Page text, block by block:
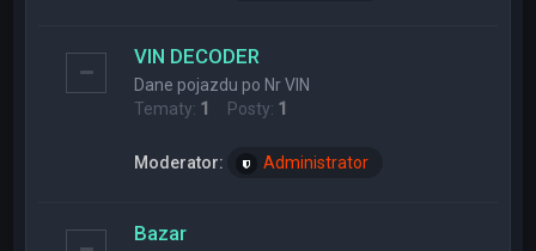
VIN DECODER
Dane pojazdu po Nr VIN
Tematy: 1 Posty: 1
Moderator: Administrator
Bazar